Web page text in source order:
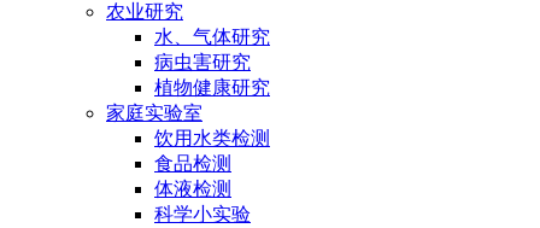
农业研究
水、气体研究
病虫害研究
植物健康研究
家庭实验室
饮用水类检测
食品检测
体液检测
科学小实验